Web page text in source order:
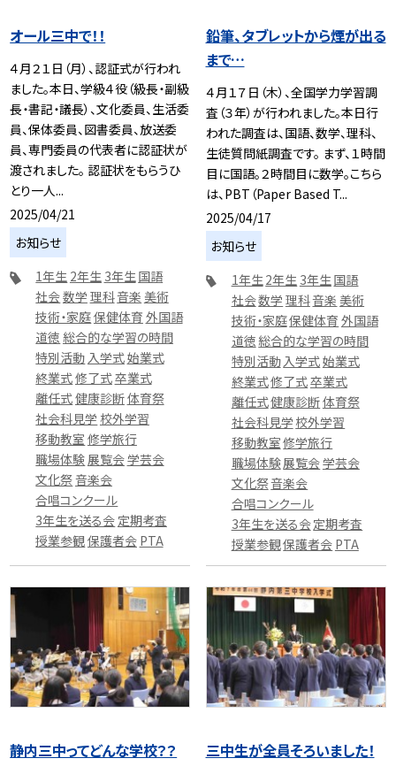
オール三中で！！
４月２１日（月）、認証式が行われ
ました。本日、学級４役（級長・副級
長・書記・議長）、文化委員、生活委
員、保体委員、図書委員、放送委
員、専門委員の代表者に認証状が
渡されました。 認証状をもらうひ
とり一人...
2025/04/21
お知らせ
1年生 2年生 3年生国語
社会数学 理科音楽 美術
技術・家庭保健体育 外国語
道徳 総合的な学習の時間
特別活動 入学式始業式
終業式修了式卒業式
離任式健康診断体育祭
社会科見学 校外学習
移動教室 修学旅行
職場体験展覧会学芸会
文化祭音楽会
合唱コンクール
3年生を送る会 定期考査
授業参観保護者会 PTA
鉛筆、タブレットから煙が出る
まで…
４月１７日（木）、全国学力学習調
査（３年）が行われました。本日行
われた調査は、国語、数学、理科、
生徒質問紙調査です。 まず、１時間
目に国語。２時間目に数学。こちら
は、PBT（Paper Based T...
2025/04/17
お知らせ
1年生2年生 3年生国語
社会数学 理科音楽 美術
技術・家庭保健体育 外国語
道徳総合的な学習の時間
特別活動入学式始業式
終業式修了式卒業式
離任式健康診断体育祭
社会科見学 校外学習
移動教室修学旅行
職場体験展覧会学芸会
文化祭音楽会
合唱コンクール
3年生を送る会定期考査
授業参観保護者会 PTA
静内三中ってどんな学校？？ 三中生が全員そろいました！